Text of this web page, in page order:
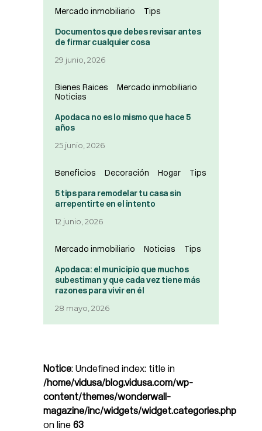
Mercado inmobiliario Tips
Documentos que debes revisar antes
de firmar cualquier cosa
29 junio, 2026
Bienes Raices
Mercado inmobiliario
Noticias
Apodaca no es lo mismo que hace 5
años
25 junio, 2026
Beneficios Decoración Hogar Tips
5 tips para remodelar tu casa sin
arrepentirte en el intento
12 junio, 2026
Mercado inmobiliario Noticias Tips
Apodaca: el municipio que muchos
subestiman y que cada vez tiene más
razones para vivir en él
28 mayo, 2026
Notice: Undefined index: title in
/home/vidusa/blog.vidusa.com/wp-
content/themes/wonderwall-
magazine/inc/widgets/widget.categories.php
on line 63